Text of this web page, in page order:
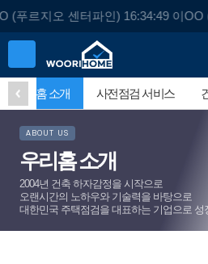
오 센터파인) 16:34:49 이OO (회
우리홈 소개 사전점검 서비스
ABOUT US
우리홈 소개
2004년 건축 하자감정을 시작으로
오랜시간의 노하우와 기술력을 바탕으로
대한민국 주택점검을 대표하는 기업으로 성